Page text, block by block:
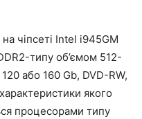
чіпсеті Intel i945GM
типу об’ємом 512-
або 160 Gb, DVD-RW,
якого
процесорами типу